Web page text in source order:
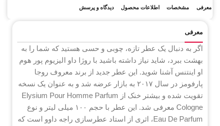
معرفی مشخصات اطلاعات محصول دیدگاه و پرسش
معرفی
اگر به دنبال یک عطر تازه، چوبی و حسی هستید که شما را به
بهشت ببرد، شاید نیاز داشته باشید با روژا داو الیزیوم پور هوم
او اینتنس آشنا شوید. این عطر جدید از برند معروف روجا
پارفومز در سال ۲۰۱۷ به بازار عرضه شد و به عنوان یک نسخه
تقویت شده و بیشتر خنک از Elysium Pour Homme Parfum
Cologne معرفی شد. این عطر با حجم ۱۰۰ میلی لیتر و نوع
Eau De Parfum، اثری از استاد عطرسازی راجه داوو است که